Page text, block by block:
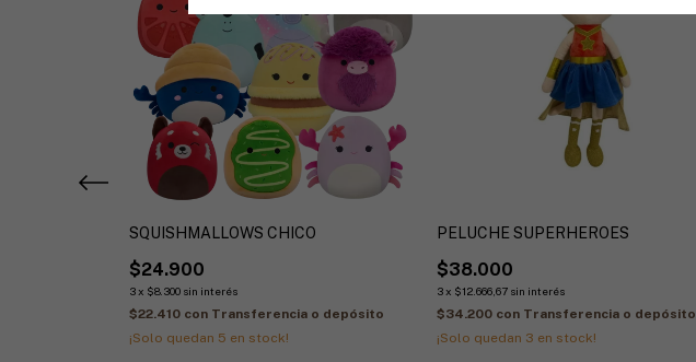
SQUISHMALLOWS CHICO
$24.900
3 x $8.300 sin interés
$22.410 con Transferencia o depósito
¡Solo quedan 5 en stock!
PELUCHE SUPERHEROES
$38.000
3 x $12.666,67 sin interés
$34.200 con Transferencia o depósito
¡Solo quedan 3 en stock!